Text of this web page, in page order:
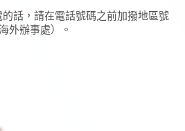
話，請在電話號碼之前加撥地區號
外辦事處）。